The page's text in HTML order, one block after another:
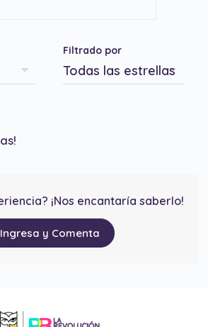
Filtrado por
¡Nos encantaría saberlo!
Ingresa y Comenta